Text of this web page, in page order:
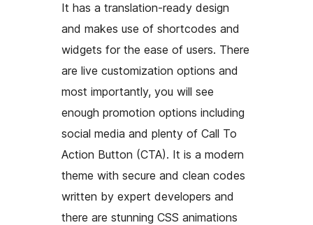
It has a translation-ready design
and makes use of shortcodes and
widgets for the ease of users. There
are live customization options and
most importantly, you will see
enough promotion options including
social media and plenty of Call To
Action Button (CTA). It is a modern
theme with secure and clean codes
written by expert developers and
there are stunning CSS animations